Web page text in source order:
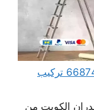
فني تركيب ورق جدران الكويت 66874433 تركيب
الكويت من